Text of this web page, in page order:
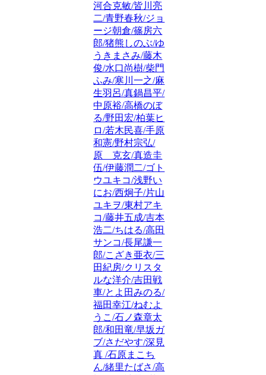
河合克敏/皆川亮
二/青野春秋/ジョ
ージ朝倉/篠房六
郎/猪熊しのぶ/ゆ
うきまさみ/藤木
俊/水口尚樹/柴門
ふみ/寒川一之/麻
生羽呂/真鍋昌平/
中原裕/高橋のぼ
る/野田宏/柏葉ヒ
ロ/若木民喜/手原
和憲/野村宗弘/
原 克玄/真造圭
伍/伊藤潤二/ゴト
ウユキコ/浅野い
にお/西炯子/片山
ユキヲ/東村アキ
コ/藤井五成/吉本
浩二/ちはる/高田
サンコ/長尾謙一
郎/こざき亜衣/三
田紀房/クリスタ
ルな洋介/吉田戦
車/とよ田みのる/
福田幸江/ねむよ
うこ/石ノ森章太
郎/和田竜/早坂ガ
ブ/さだやす/深見
真 /石原まこち
ん/緒里たばさ/高